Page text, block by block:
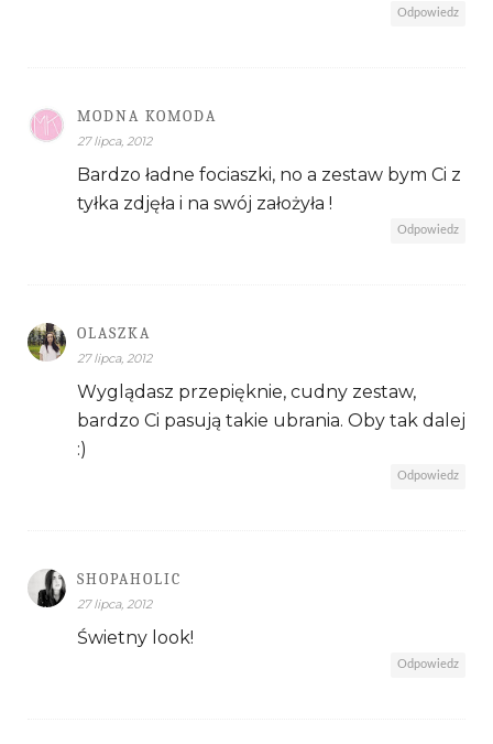
Odpowiedz
MODNA KOMODA
27 lipca, 2012
Bardzo ładne fociaszki, no a zestaw bym Ci z
tyłka zdjęła i na swój założyła !
Odpowiedz
OLASZKA
27 lipca, 2012
Wyglądasz przepięknie, cudny zestaw,
bardzo Ci pasują takie ubrania. Oby tak dalej
:)
Odpowiedz
SHOPAHOLIC
27 lipca, 2012
Świetny look!
Odpowiedz